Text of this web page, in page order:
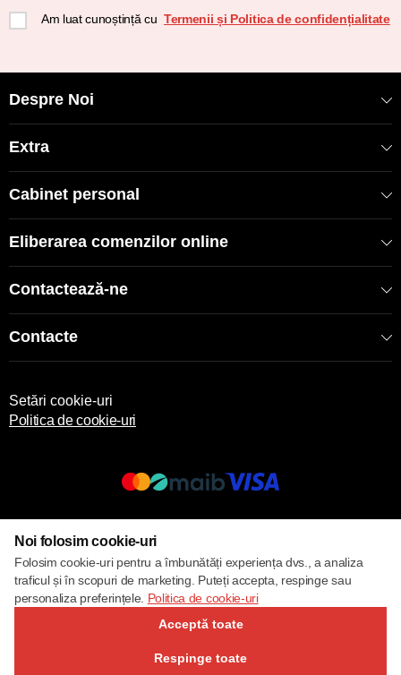
Am luat cunoștință cu Termenii și Politica de confidențialitate
Despre Noi
Extra
Cabinet personal
Eliberarea comenzilor online
Contactează-ne
Contacte
Setări cookie-uri
Politica de cookie-uri
Noi folosim cookie-uri
Folosim cookie-uri pentru a îmbunătăți experiența dvs., a analiza
traficul și în scopuri de marketing. Puteți accepta, respinge sau
personaliza preferințele. Politica de cookie-uri
Acceptă toate
Respinge toate